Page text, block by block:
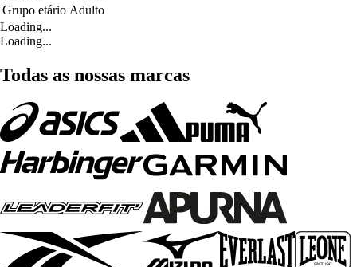
Grupo etário Adulto
Loading...
Loading...
Todas as nossas marcas